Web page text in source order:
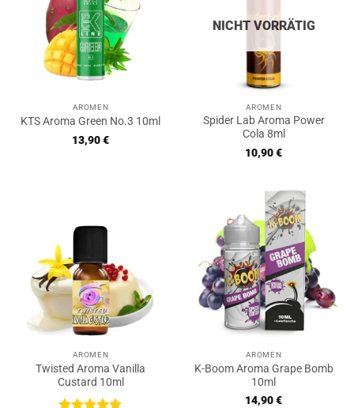
AROMEN
KTS Aroma Green No.3 10ml
13,90€
NICHT VORRÄTIG
AROMEN
Spider Lab Aroma Power
Cola 8ml
10,90€
AROMEN
Twisted Aroma Vanilla
Custard 10ml
AROMEN
K-Boom Aroma Grape Bomb
10ml
14,90€